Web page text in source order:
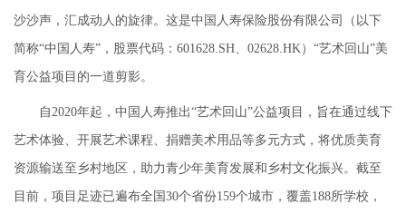
沙沙声，汇成动人的旋律。这是中国人寿保险股份有限公司（以下
简称“中国人寿”，股票代码：601628.SH、 02628.HK）“艺术回山”美
育公益项目的一道剪影。
自2020年起，中国人寿推出“艺术回山”公益项目，旨在通过线下
艺术体验、开展艺术课程、捐赠美术用品等多元方式，将优质美育
资源输送至乡村地区，助力青少年美育发展和乡村文化振兴。截至
目前，项目足迹已遍布全国30个省份159个城市，覆盖188所学校，